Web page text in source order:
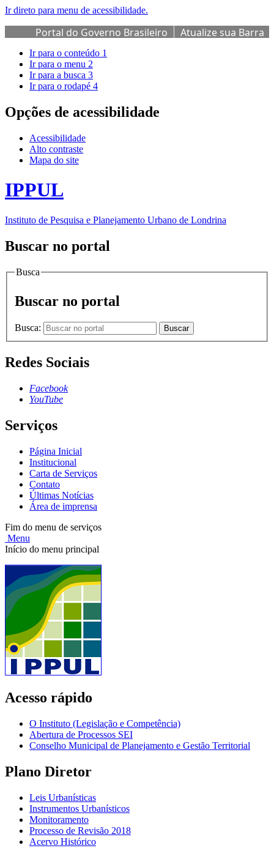
Ir direto para menu de acessibilidade.
Portal do Governo Brasileiro
Atualize sua Barra
de Governo
Ir para o conteúdo 1
Ir para o menu 2
Ir para a busca 3
Ir para o rodapé 4
Opções de acessibilidade
Acessibilidade
Alto contraste
Mapa do site
IPPUL
Instituto de Pesquisa e Planejamento Urbano de Londrina
Buscar no portal
Busca
Buscar no portal
Busca: Buscar
Redes Sociais
Facebook
YouTube
Serviços
Página Inicial
Institucional
Carta de Serviços
Contato
Últimas Notícias
Área de imprensa
Fim do menu de serviços
Menu
Início do menu principal
Acesso rápido
O Instituto (Legislação e Competência)
Abertura de Processos SEI
Conselho Municipal de Planejamento e Gestão Territorial
Plano Diretor
Leis Urbanísticas
Instrumentos Urbanísticos
Monitoramento
Processo de Revisão 2018
Acervo Histórico